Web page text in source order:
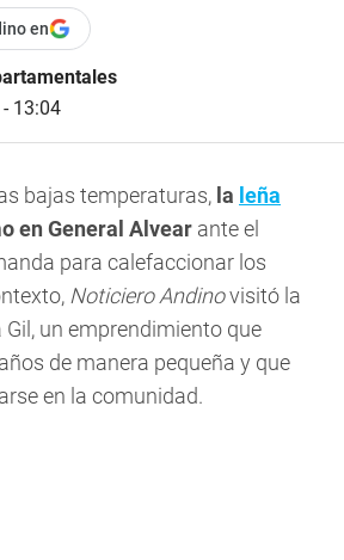
en
13:04
bajas temperaturas, la leña
en General Alvear ante el
para calefaccionar los
Noticiero Andinovisitó la
Gil, un emprendimiento que
de manera pequeña y que
en la comunidad.